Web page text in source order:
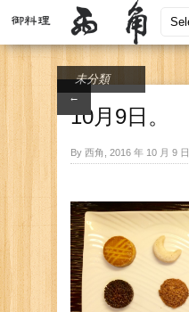
←
未分類
10月9日。
By 西角, 2016 年 10 月 9 日